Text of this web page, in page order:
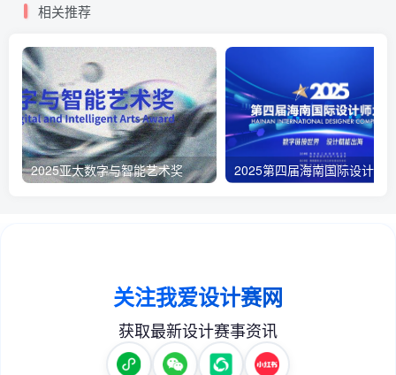
相关推荐
2025亚太数字与智能艺术奖 2025第四届海南国际设计师